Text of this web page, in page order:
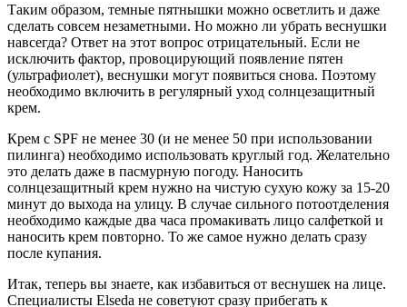
Таким образом, темные пятнышки можно осветлить и даже
сделать совсем незаметными. Но можно ли убрать веснушки
навсегда? Ответ на этот вопрос отрицательный. Если не
исключить фактор, провоцирующий появление пятен
(ультрафиолет), веснушки могут появиться снова. Поэтому
необходимо включить в регулярный уход солнцезащитный
крем.
Крем с SPF не менее 30 (и не менее 50 при использовании
пилинга) необходимо использовать круглый год. Желательно
это делать даже в пасмурную погоду. Наносить
солнцезащитный крем нужно на чистую сухую кожу за 15-20
минут до выхода на улицу. В случае сильного потоотделения
необходимо каждые два часа промакивать лицо салфеткой и
наносить крем повторно. То же самое нужно делать сразу
после купания.
Итак, теперь вы знаете, как избавиться от веснушек на лице.
Специалисты Elseda не советуют сразу прибегать к